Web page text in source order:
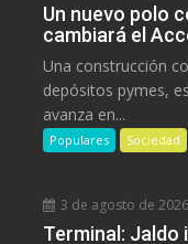
Un nuevo polo
cambiará el
Una construcción
depósitos pymes,
avanza en...
Populares Sociedad
3 de agosto de 2026
Terminal: Jaldo